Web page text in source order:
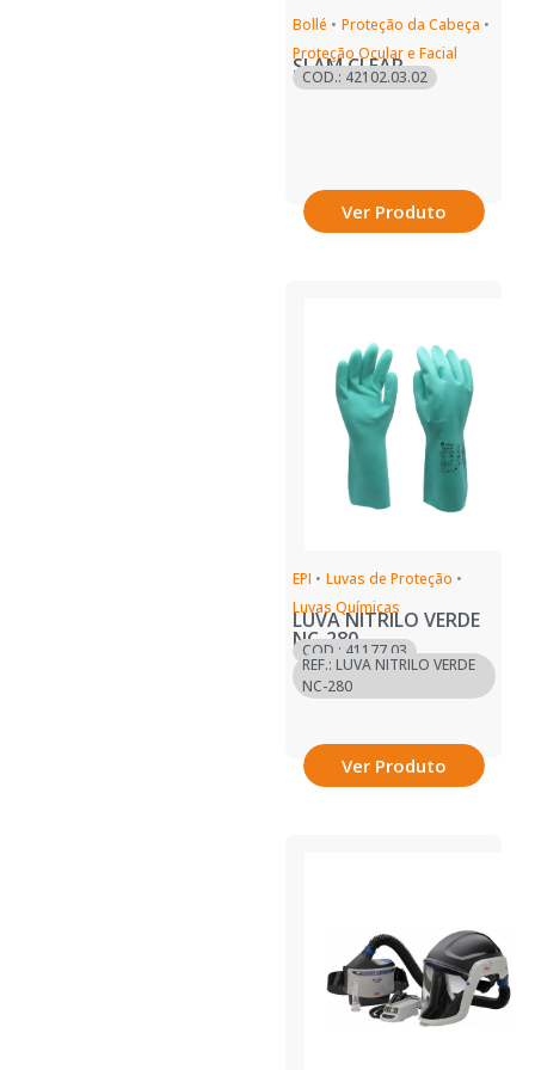
Bollé • Proteção da Cabeça •
Proteção Ocular e Facial
SLAM CLEAR
COD.: 42102.03.02
Ver Produto
EPI • Luvas de Proteção •
Luvas Químicas
LUVA NITRILO VERDE
NC-280
COD.: 41177.03
REF.: LUVA NITRILO VERDE
NC-280
Ver Produto